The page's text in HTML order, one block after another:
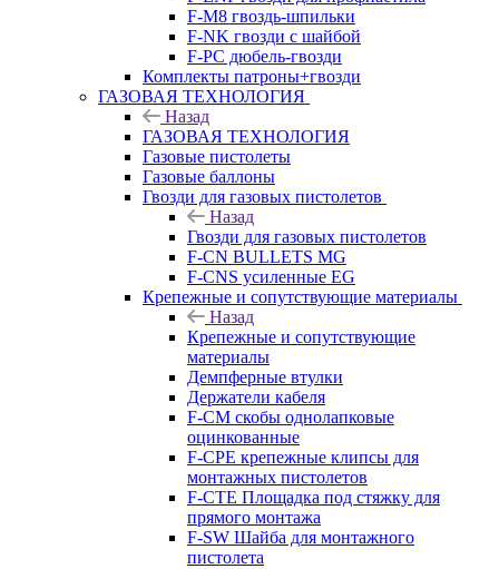
F-M8 гвоздь-шпильки
F-NK гвозди с шайбой
F-PC дюбель-гвозди
Комплекты патроны+гвозди
ГАЗОВАЯ ТЕХНОЛОГИЯ
Назад
ГАЗОВАЯ ТЕХНОЛОГИЯ
Газовые пистолеты
Газовые баллоны
Гвозди для газовых пистолетов
Назад
Гвозди для газовых пистолетов
F-CN BULLETS MG
F-CNS усиленные EG
Крепежные и сопутствующие материалы
Назад
Крепежные и сопутствующие
материалы
Демпферные втулки
Держатели кабеля
F-CM скобы однолапковые
оцинкованные
F-CPE крепежные клипсы для
монтажных пистолетов
F-CTE Площадка под стяжку для
прямого монтажа
F-SW Шайба для монтажного
пистолета